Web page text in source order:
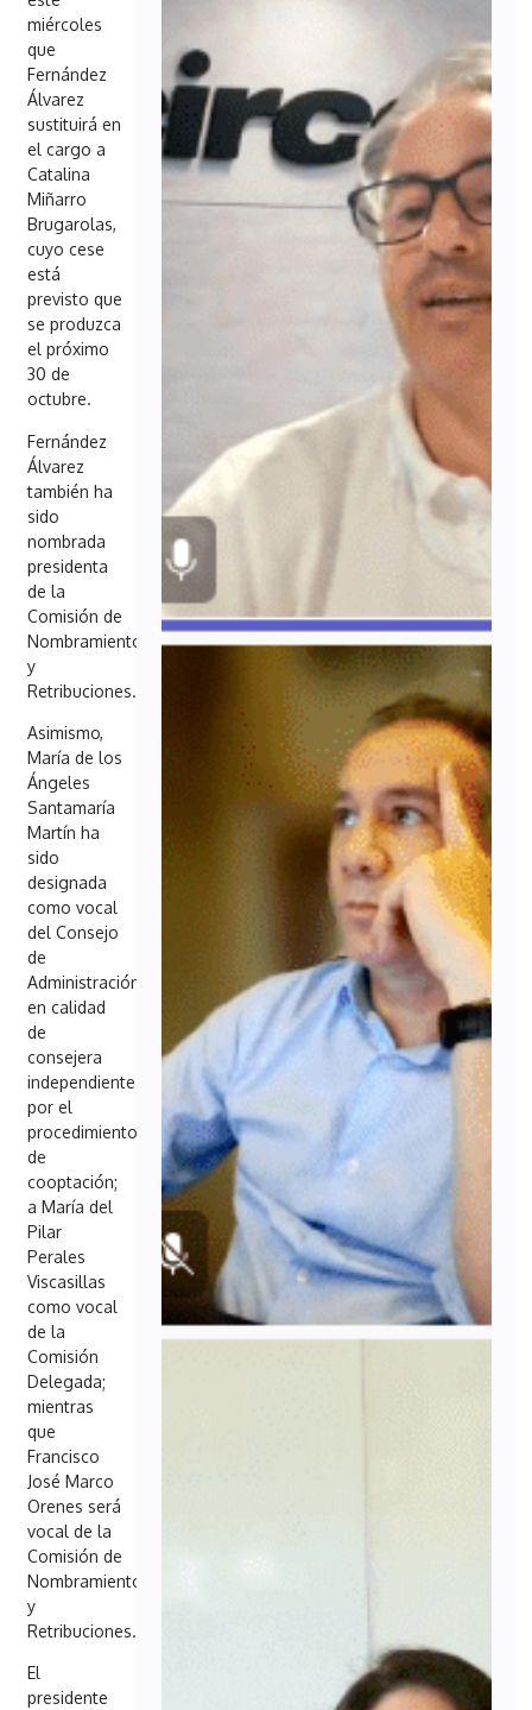
miércoles
que
Fernández
Álvarez
sustituirá en
el cargo a
Catalina
Miñarro
Brugarolas,
cuyo cese
está
previsto que
se produzca
el próximo
30 de
octubre.
Fernández
Álvarez
también ha
sido
nombrada
presidenta
de la
Comisión de
Nombramientos
y
Retribuciones.
Asimismo,
María de los
Ángeles
Santamaría
Martín ha
sido
designada
como vocal
del Consejo
de
Administración
en calidad
de
consejera
independiente
por el
procedimiento
de
cooptación;
a María del
Pilar
Perales
Viscasillas
como vocal
de la
Comisión
Delegada;
mientras
que
Francisco
José Marco
Orenes será
vocal de la
Comisión de
Nombramientos
y
Retribuciones.
El
presidente